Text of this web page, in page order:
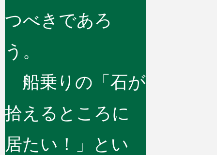
つべきであろ
う。
船乗りの「石が
拾えるところに
居たい！」とい